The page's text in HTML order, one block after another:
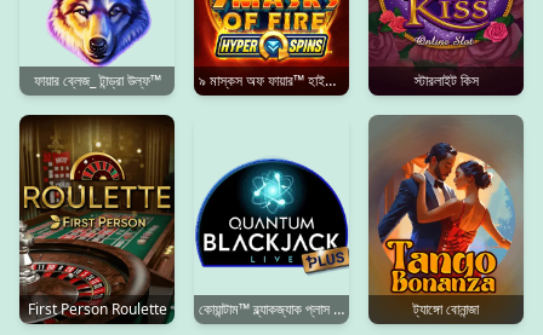
ফায়ার ব্লেজ_ টান্ড্রা উল্ফ™ ৯ মাস্কস অফ ফায়ার™ হাইপারস্পিনস™ স্টারলাইট কিস
First Person Roulette কোয়ান্টাম™ ব্ল্যাকজ্যাক প্লাস ইনস্ট্যান্ট প্লে ট্যাঙ্গো বোনান্জা